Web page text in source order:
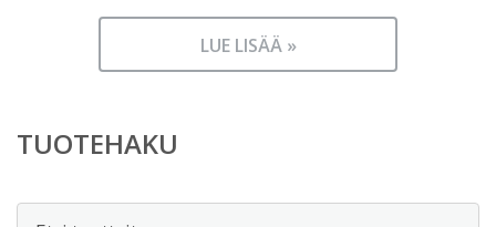
LUE LISÄÄ »
TUOTEHAKU